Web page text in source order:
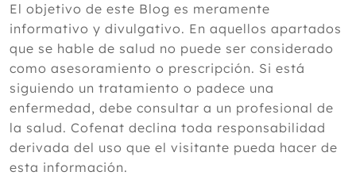
Agosto
La eficacia de la acupuntura para el
dolor crónico asociado a la depresión
Cistitis en verano: cinco remedios
naturales para aliviar los síntomas,
según un experto
Julio
Junio
Mayo
Abril
El objetivo de este Blog es meramente
informativo y divulgativo. En aquellos apartados
que se hable de salud no puede ser considerado
como asesoramiento o prescripción. Si está
siguiendo un tratamiento o padece una
enfermedad, debe consultar a un profesional de
la salud. Cofenat declina toda responsabilidad
derivada del uso que el visitante pueda hacer de
esta información.